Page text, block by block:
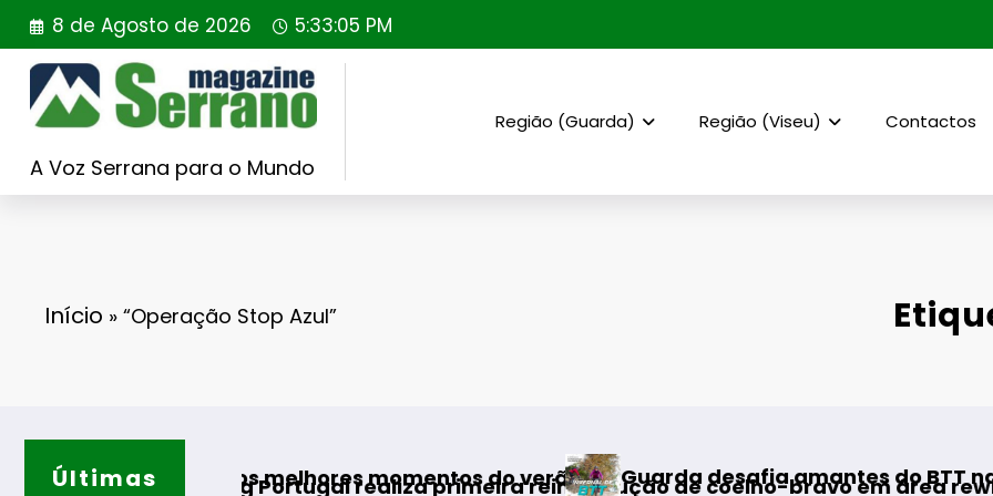
Saltar
para
conteúdo
8 de Agosto de 2026 5:33:06 PM
A Voz Serrana para o Mundo
Região (Guarda) Região (Viseu) Contactos
Início » “Operação Stop Azul”
Últimas
para os melhores momentos do verão
Rewilding Portugal realiza primeira reintrodução de coelho-bravo em área rewilding
Guarda desafia amantes do BTT na mítica AF